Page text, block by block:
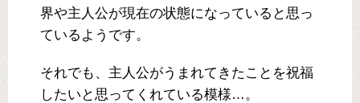
界や主人公が現在の状態になっていると思っ
ているようです。
それでも、主人公がうまれてきたことを祝福
したいと思ってくれている模様…。